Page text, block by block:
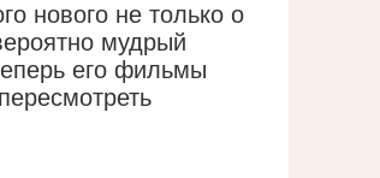
нового не только о
мудрый
его фильмы